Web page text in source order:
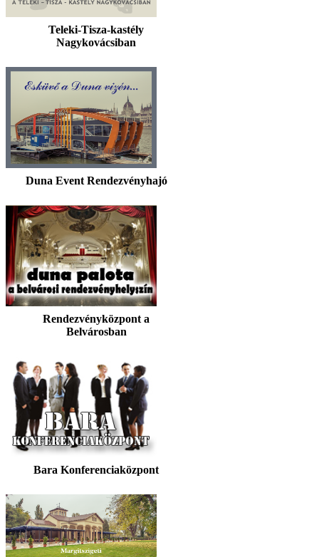
Teleki-Tisza-kastély
Nagykovácsiban
Duna Event Rendezvényhajó
Rendezvényközpont a
Belvárosban
Bara Konferenciaközpont